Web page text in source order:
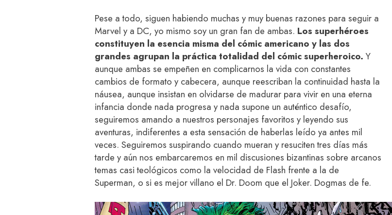
Pese a todo, siguen habiendo muchas y muy buenas razones para seguir a
Marvel y a DC, yo mismo soy un gran fan de ambas. Los superhéroes
constituyen la esencia misma del cómic americano y las dos
grandes agrupan la práctica totalidad del cómic superheroico. Y
aunque ambas se empeñen en complicarnos la vida con constantes
cambios de formato y cabecera, aunque reescriban la continuidad hasta la
náusea, aunque insistan en olvidarse de madurar para vivir en una eterna
infancia donde nada progresa y nada supone un auténtico desafío,
seguiremos amando a nuestros personajes favoritos y leyendo sus
aventuras, indiferentes a esta sensación de haberlas leído ya antes mil
veces. Seguiremos suspirando cuando mueran y resuciten tres días más
tarde y aún nos embarcaremos en mil discusiones bizantinas sobre arcanos
temas casi teológicos como la velocidad de Flash frente a la de
Superman, o si es mejor villano el Dr. Doom que el Joker. Dogmas de fe.